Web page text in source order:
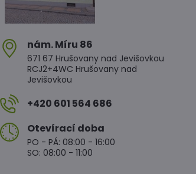
nám​. Míru 86
671 67 Hrušovany nad Jevišovkou
RCJ2+4WC Hrušovany nad
Jevišovkou
+420 601 564 686
Otevírací doba
PO - PÁ: 08:00 - 16:00
SO: 08:00 - 11:00